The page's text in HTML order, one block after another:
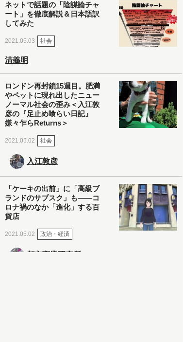
ネットで話題の「陰謀論チャ
ート」を徹底解説＆日本語訳
してみた
2021.05.03 社会
清義明
ロンドン再封鎖15週目。肥満
やペットに現れ出したニュー
ノーマル社会の歪み＜入江敦
彦の『足止め喰らい日記』
嫌々乍らReturns＞
2021.05.02 社会
入江敦彦
「ケーキの出前」に「高級ブ
ランドのサブスク」も――コ
ロナ禍のなか「進化」する百
貨店
2021.05.02 政治・経済
都市商業研究所